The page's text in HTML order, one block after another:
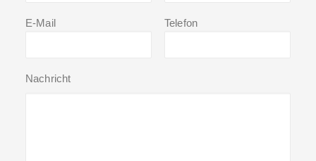
E-Mail Telefon
Nachricht